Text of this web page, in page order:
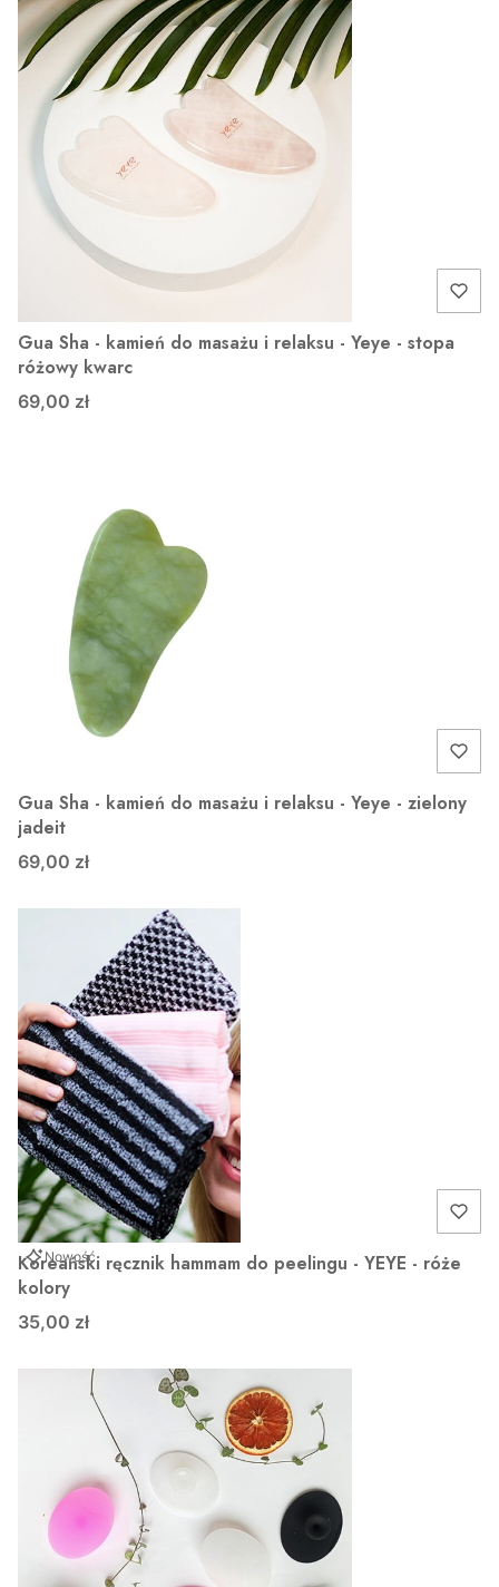
Gua Sha - kamień do masażu i relaksu - Yeye - stopa
różowy kwarc
69,00 zł
Gua Sha - kamień do masażu i relaksu - Yeye - zielony
jadeit
69,00 zł
Nowość
Koreański ręcznik hammam do peelingu - YEYE - róże
kolory
35,00 zł